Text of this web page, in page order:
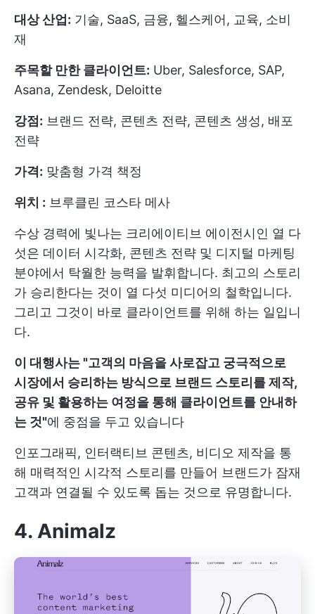
대상 산업: 기술, SaaS, 금융, 헬스케어, 교육, 소비
재
주목할 만한 클라이언트: Uber, Salesforce, SAP,
Asana, Zendesk, Deloitte
강점: 브랜드 전략, 콘텐츠 전략, 콘텐츠 생성, 배포
전략
가격: 맞춤형 가격 책정
위치 : 브루클린 코스타 메사
수상 경력에 빛나는 크리에이티브 에이전시인 열 다
섯은 데이터 시각화, 콘텐츠 전략 및 디지털 마케팅
분야에서 탁월한 능력을 발휘합니다. 최고의 스토리
가 승리한다는 것이 열 다섯 미디어의 철학입니다.
그리고 그것이 바로 클라이언트를 위해 하는 일입니
다.
이 대행사는 "고객의 마음을 사로잡고 궁극적으로
시장에서 승리하는 방식으로 브랜드 스토리를 제작,
공유 및 활용하는 여정을 통해 클라이언트를 안내하
는 것"에 중점을 두고 있습니다
인포그래픽, 인터랙티브 콘텐츠, 비디오 제작을 통
해 매력적인 시각적 스토리를 만들어 브랜드가 잠재
고객과 연결될 수 있도록 돕는 것으로 유명합니다.
4. Animalz